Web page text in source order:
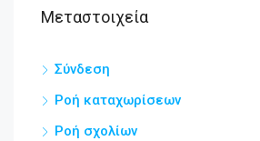
Μεταστοιχεία
Σύνδεση
Ροή καταχωρίσεων
Ροή σχολίων